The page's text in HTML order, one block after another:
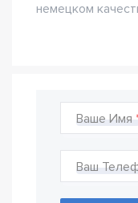
немецком
Ваше Имя
Ваш